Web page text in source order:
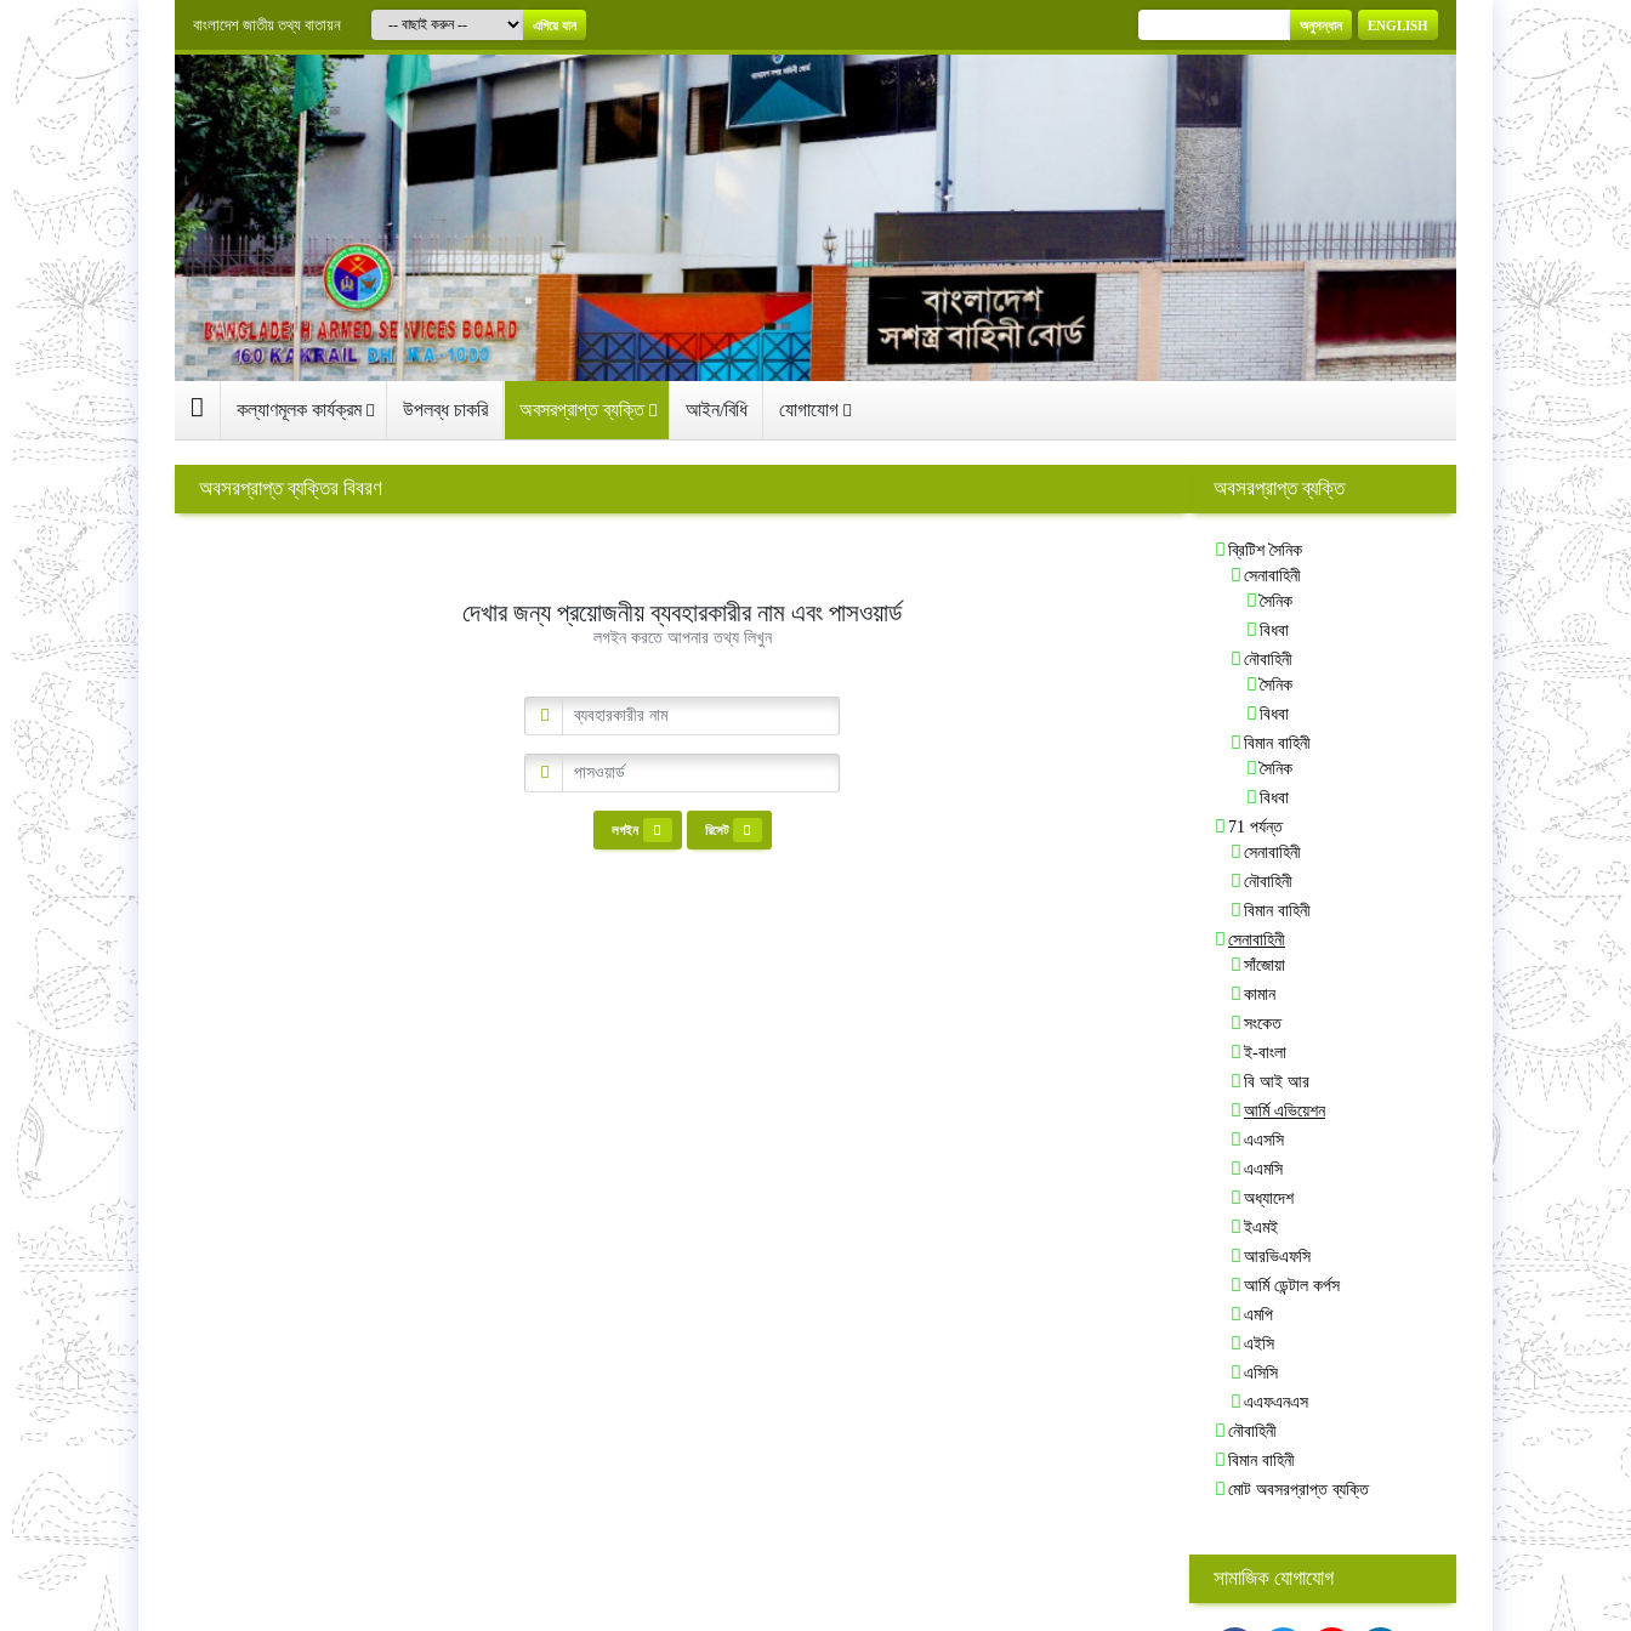
বাংলাদেশ জাতীয় তথ্য বাতায়ন এগিয়ে যান অনুসন্ধান ENGLISH
কল্যাণমূলক কার্যক্রম উপলব্ধ চাকরি অবসরপ্রাপ্ত ব্যক্তি আইন/বিধি যোগাযোগ
অবসরপ্রাপ্ত ব্যক্তির বিবরণ
দেখার জন্য প্রয়োজনীয় ব্যবহারকারীর নাম এবং পাসওয়ার্ড
লগইন করতে আপনার তথ্য লিখুন
লগইন রিসেট
অবসরপ্রাপ্ত ব্যক্তি
ব্রিটিশ সৈনিক
সেনাবাহিনী
সৈনিক
বিধবা
নৌবাহিনী
সৈনিক
বিধবা
বিমান বাহিনী
সৈনিক
বিধবা
71 পর্যন্ত
সেনাবাহিনী
নৌবাহিনী
বিমান বাহিনী
সেনাবাহিনী
সাঁজোয়া
কামান
সংকেত
ই-বাংলা
বি আই আর
আর্মি এভিয়েশন
এএসসি
এএমসি
অধ্যাদেশ
ইএমই
আরভিএফসি
আর্মি ডেন্টাল কর্পস
এমপি
এইসি
এসিসি
এএফএনএস
নৌবাহিনী
বিমান বাহিনী
মোট অবসরপ্রাপ্ত ব্যক্তি
সামাজিক যোগাযোগ